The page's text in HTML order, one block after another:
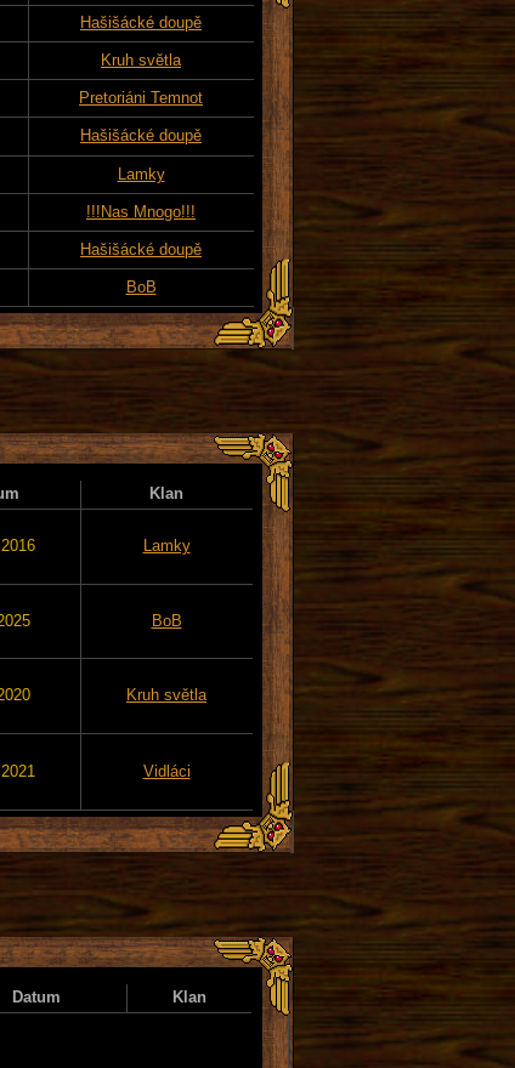
Hašišácké doupě
Kruh světla
Pretoriáni Temnot
Hašišácké doupě
Lamky
!!!Nas Mnogo!!!
Hašišácké doupě
BoB
Klan
Lamky
BoB
Kruh světla
Vidláci
Datum Klan